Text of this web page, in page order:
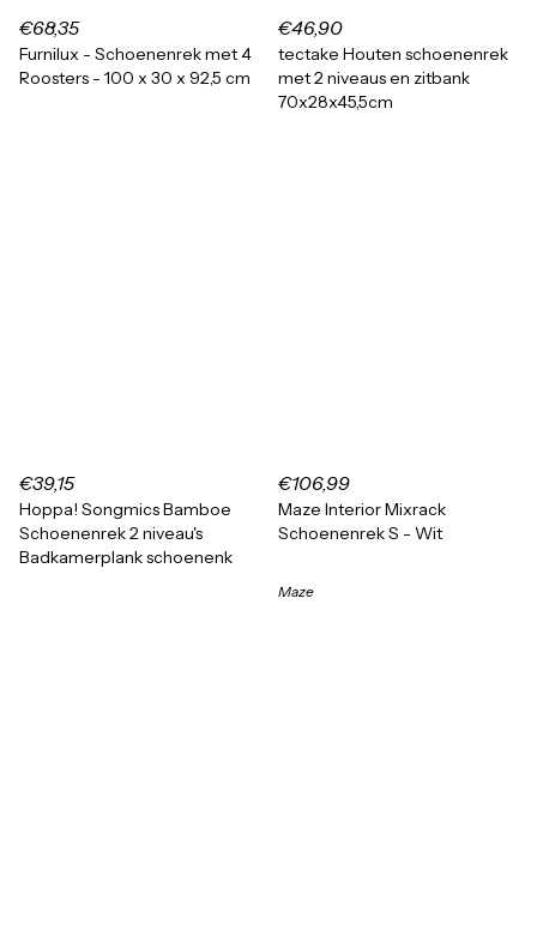
€68,35
Furnilux - Schoenenrek met 4
Roosters - 100 x 30 x 92,5 cm
€46,90
tectake Houten schoenenrek
met 2 niveaus en zitbank
70x28x45,5cm
€39,15
Hoppa! Songmics Bamboe
Schoenenrek 2 niveau's
Badkamerplank schoenenk
€106,99
Maze Interior Mixrack
Schoenenrek S - Wit
Maze